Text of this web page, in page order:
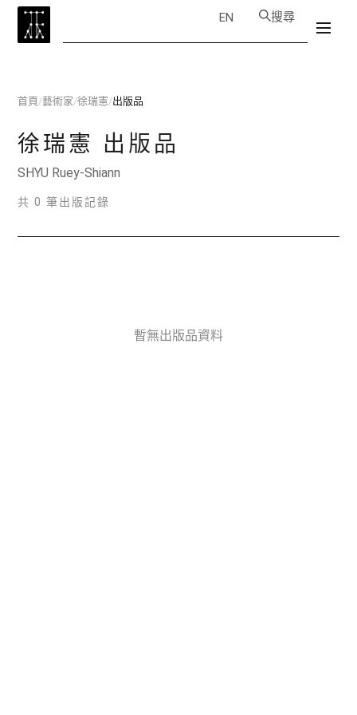
EN 搜尋
首頁/藝術家/徐瑞憲/出版品
徐瑞憲 出版品
SHYU Ruey-Shiann
共 0 筆出版記錄
暫無出版品資料